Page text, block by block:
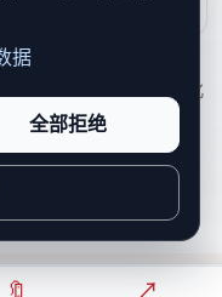
🔖 ↗
本网站持续优化
以提升品牌信任感和
私政策
据
全部拒绝